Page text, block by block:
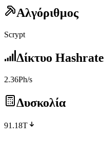
Αλγόριθμος
Scrypt
Δίκτυο Hashrate
2.36Ph/s
Δυσκολία
91.18T